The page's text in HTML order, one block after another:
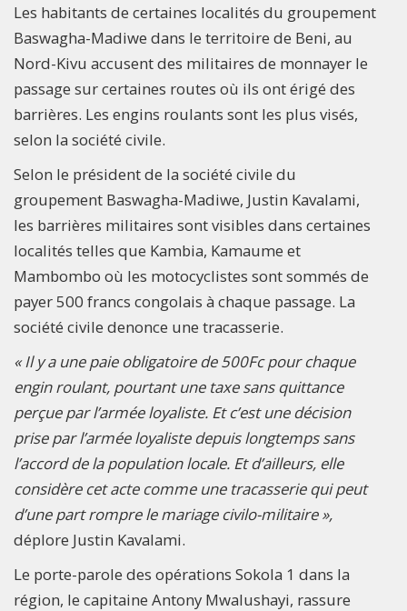
Les habitants de certaines localités du groupement
Baswagha-Madiwe dans le territoire de Beni, au
Nord-Kivu accusent des militaires de monnayer le
passage sur certaines routes où ils ont érigé des
barrières. Les engins roulants sont les plus visés,
selon la société civile.
Selon le président de la société civile du
groupement Baswagha-Madiwe, Justin Kavalami,
les barrières militaires sont visibles dans certaines
localités telles que Kambia, Kamaume et
Mambombo où les motocyclistes sont sommés de
payer 500 francs congolais à chaque passage. La
société civile denonce une tracasserie.
« Il y a une paie obligatoire de 500Fc pour chaque
engin roulant, pourtant une taxe sans quittance
perçue par l’armée loyaliste. Et c’est une décision
prise par l’armée loyaliste depuis longtemps sans
l’accord de la population locale. Et d’ailleurs, elle
considère cet acte comme une tracasserie qui peut
d’une part rompre le mariage civilo-militaire »,
déplore Justin Kavalami.
Le porte-parole des opérations Sokola 1 dans la
région, le capitaine Antony Mwalushayi, rassure